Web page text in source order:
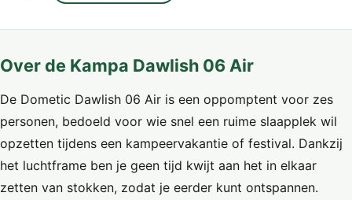
Over de Kampa Dawlish 06 Air
De Dometic Dawlish 06 Air is een oppomptent voor zes
personen, bedoeld voor wie snel een ruime slaapplek wil
opzetten tijdens een kampeervakantie of festival. Dankzij
het luchtframe ben je geen tijd kwijt aan het in elkaar
zetten van stokken, zodat je eerder kunt ontspannen.